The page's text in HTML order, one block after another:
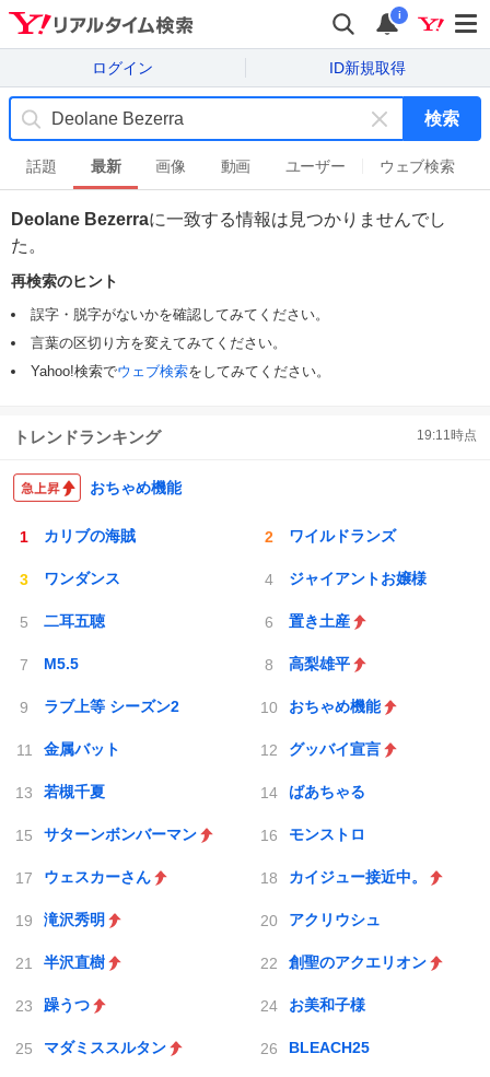
i
ログイン ID新規取得
キ
ー
ワ
ー
検索
話題 最新 画像 動画 ユーザー ウェブ検索
Deolane Bezerraに一致する情報は見つかりませんでし
た。
再検索のヒント
誤字・脱字がないかを確認してみてください。
言葉の区切り方を変えてみてください。
Yahoo!検索でウェブ検索をしてみてください。
トレンドランキング 19:11時点
おちゃめ機能
カリブの海賊 ワイルドランズ
ワンダンス ジャイアントお嬢様
二耳五聴 置き土産
M5.5 高梨雄平
ラブ上等 シーズン2 おちゃめ機能
金属バット グッバイ宣言
若槻千夏 ばあちゃる
サターンボンバーマン モンストロ
ウェスカーさん カイジュー接近中。
滝沢秀明 アクリウシュ
半沢直樹 創聖のアクエリオン
躁うつ お美和子様
マダミススルタン BLEACH25